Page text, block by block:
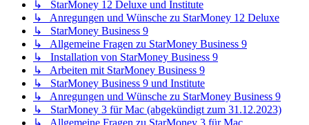
↳ StarMoney 12 Deluxe und Institute
↳ Anregungen und Wünsche zu StarMoney 12 Deluxe
↳ StarMoney Business 9
↳ Allgemeine Fragen zu StarMoney Business 9
↳ Installation von StarMoney Business 9
↳ Arbeiten mit StarMoney Business 9
↳ StarMoney Business 9 und Institute
↳ Anregungen und Wünsche zu StarMoney Business 9
↳ StarMoney 3 für Mac (abgekündigt zum 31.12.2023)